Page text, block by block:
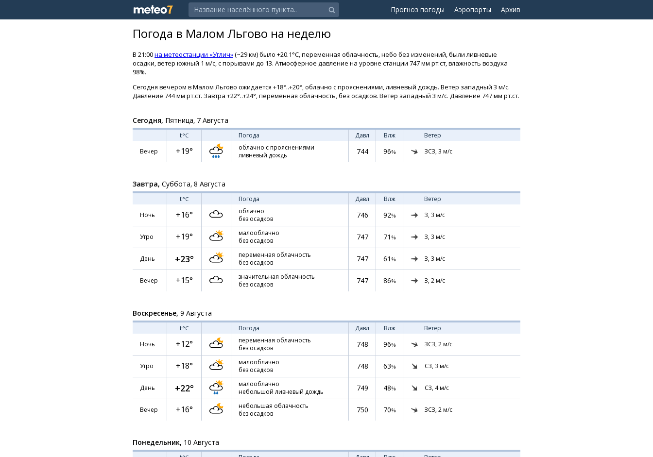
Прогноз погоды Аэропорты Архив
Погода в Малом Льгово на неделю
В 21:00на метеостанции «Углич»(~29 км) было +20.1°C, переменная облачность, небо без изменений, были ливневые
осадки, ветер южный 1 м/с, с порывами до 13. Атмосферное давление на уровне станции 747 мм рт.ст, влажность воздуха
98%.
Сегодня вечером в Малом Льгово ожидается +18°..+20°, облачно с прояснениями, ливневый дождь. Ветер западный 3 м/с.
Давление 744 мм рт.ст. Завтра +22°..+24°, переменная облачность, без осадков. Ветер западный 3 м/с. Давление 747 мм рт.ст.
Сегодня, Пятница, 7 Августа
t°C Погода Давл Влж
Ветер
Вечер
+19°
облачно с прояснениями
ливневый дождь
744 96% ЗСЗ, 3 м/с
Завтра, Суббота, 8 Августа
t°C Погода Давл Влж
Ветер
Ночь
+16°
облачно
без осадков
746 92% З, 3 м/с
Утро +19°
малооблачно
без осадков
747 71 % З, 3 м/с
День +23°
переменная облачность
без осадков
747 61 % З, 3 м/с
Вечер +15°
значительная облачность
без осадков
747 86% З, 2м/с
Воскресенье, 9 Августа
t°C Погода Давл Влж
Ветер
Ночь
+12°
переменная облачность
без осадков
748 96% ЗСЗ, 2м/с
Утро +18°
малооблачно
без осадков
748 63% СЗ, 3 м/с
День +22°
малооблачно
небольшой ливневый дождь
749 48% СЗ, 4м/с
Вечер +16°
небольшая облачность
без осадков
750 70% ЗСЗ, 2м/с
Понедельник, 10 Августа